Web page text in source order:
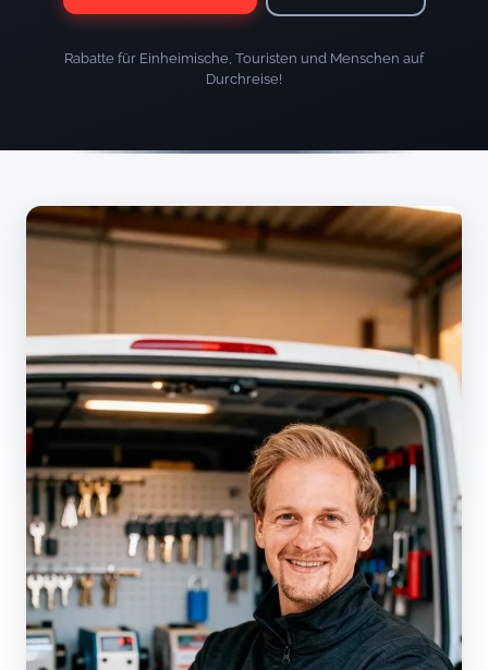
Rabatte für Einheimische, Touristen und Menschen auf
Durchreise!